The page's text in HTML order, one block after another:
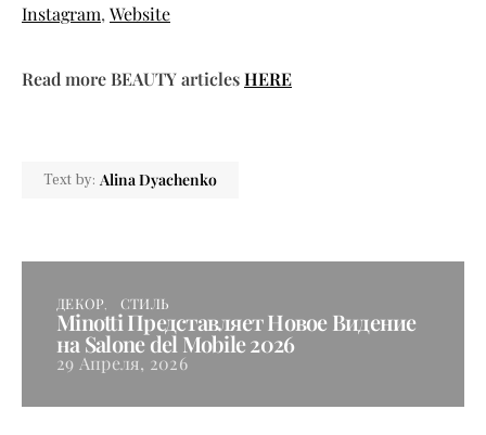
Instagram, Website
Read more BEAUTY articlesHERE
Text by: Alina Dyachenko
ДЕКОР СТИЛЬ
Minotti Представляет Новое Видение
на Salone del Mobile 2026
29 Апреля, 2026